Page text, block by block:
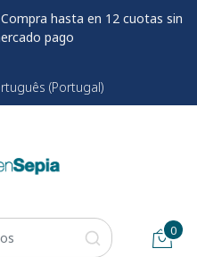
hasta en 12 cuotas sin
pago
(Portugal)
0